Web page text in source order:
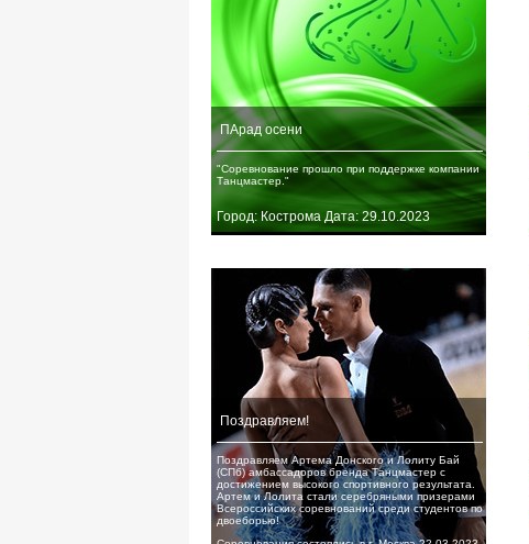
ПАрад осени
"Соревнование прошло при поддержке компании
Танцмастер."
Город: Кострома Дата: 29.10.2023
Поздравляем!
Поздравляем Артема Донского и Лолиту Бай
(СПб) амбассадоров бренда Танцмастер с
достижением высокого спортивного результата.
Артем и Лолита стали серебряными призерами
Всероссийских соревнований среди студентов по
двоеборью!